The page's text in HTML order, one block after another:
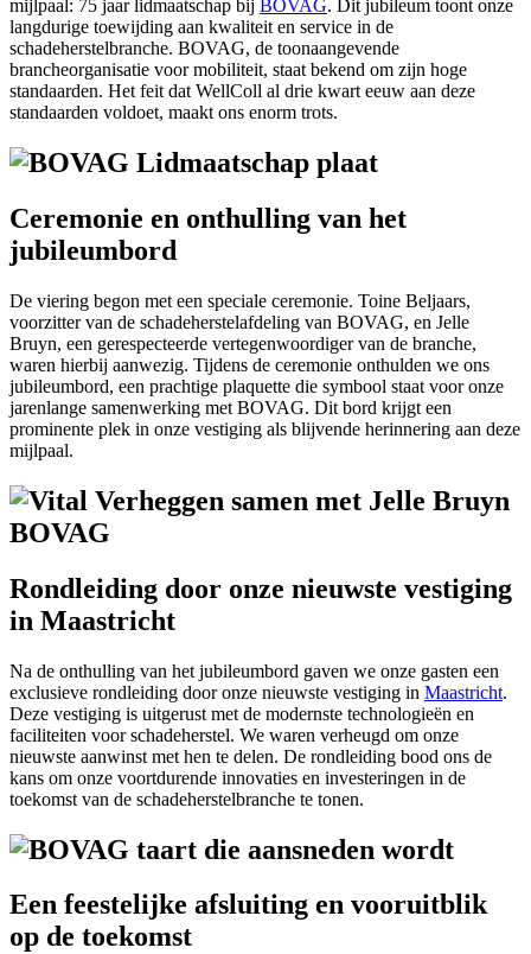
mijlpaal: 75 jaar lidmaatschap bij BOVAG. Dit jubileum toont onze
langdurige toewijding aan kwaliteit en service in de
schadeherstelbranche. BOVAG, de toonaangevende
brancheorganisatie voor mobiliteit, staat bekend om zijn hoge
standaarden. Het feit dat WellColl al drie kwart eeuw aan deze
standaarden voldoet, maakt ons enorm trots.
Ceremonie en onthulling van het
jubileumbord
De viering begon met een speciale ceremonie. Toine Beljaars,
voorzitter van de schadeherstelafdeling van BOVAG, en Jelle
Bruyn, een gerespecteerde vertegenwoordiger van de branche,
waren hierbij aanwezig. Tijdens de ceremonie onthulden we ons
jubileumbord, een prachtige plaquette die symbool staat voor onze
jarenlange samenwerking met BOVAG. Dit bord krijgt een
prominente plek in onze vestiging als blijvende herinnering aan deze
mijlpaal.
Rondleiding door onze nieuwste vestiging
in Maastricht
Na de onthulling van het jubileumbord gaven we onze gasten een
exclusieve rondleiding door onze nieuwste vestiging in Maastricht.
Deze vestiging is uitgerust met de modernste technologieën en
faciliteiten voor schadeherstel. We waren verheugd om onze
nieuwste aanwinst met hen te delen. De rondleiding bood ons de
kans om onze voortdurende innovaties en investeringen in de
toekomst van de schadeherstelbranche te tonen.
Een feestelijke afsluiting en vooruitblik
op de toekomst